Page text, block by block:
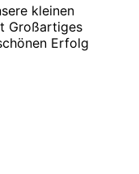
kleinen
Großartiges
Erfolg